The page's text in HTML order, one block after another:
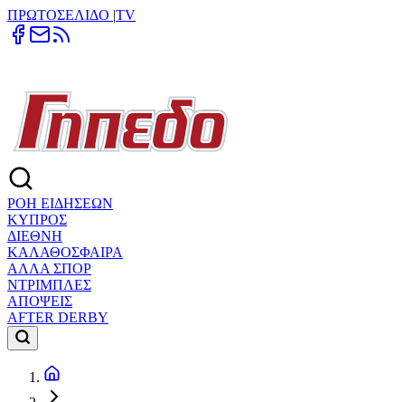
ΠΡΩΤΟΣΕΛΙΔΟ |TV
ΡΟΗ ΕΙΔΗΣΕΩΝ
ΚΥΠΡΟΣ
ΔΙΕΘΝΗ
ΚΑΛΑΘΟΣΦΑΙΡΑ
ΑΛΛΑ ΣΠΟΡ
ΝΤΡΙΜΠΛΕΣ
ΑΠΟΨΕΙΣ
AFTER DERBY